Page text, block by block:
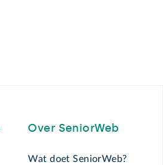
Over SeniorWeb
Wat doet SeniorWeb?